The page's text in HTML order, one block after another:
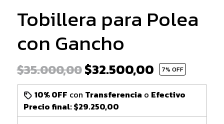
Tobillera para Polea
con Gancho
$35.000,00$32.500,00 7% OFF
10% OFF con Transferencia o Efectivo
Precio final:$29.250,00